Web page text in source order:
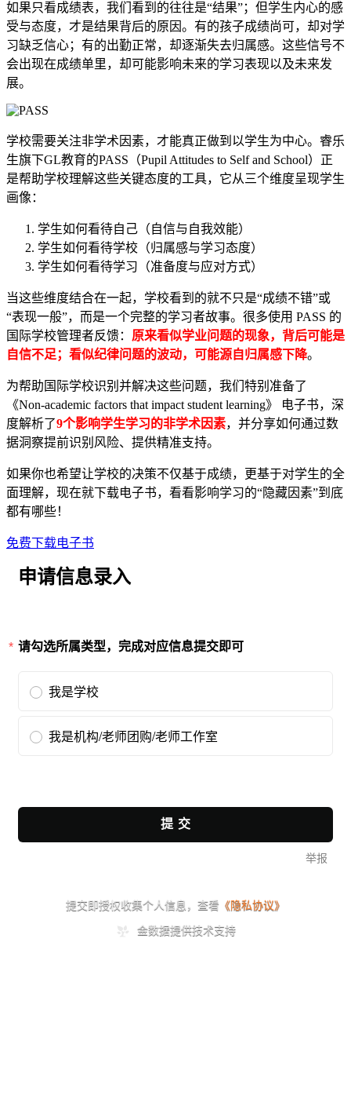
如果只看成绩表，我们看到的往往是“结果”；但学生内心的感
受与态度，才是结果背后的原因。有的孩子成绩尚可，却对学
习缺乏信心；有的出勤正常，却逐渐失去归属感。这些信号不
会出现在成绩单里，却可能影响未来的学习表现以及未来发
展。
学校需要关注非学术因素，才能真正做到以学生为中心。睿乐
生旗下GL教育的PASS（Pupil Attitudes to Self and School）正
是帮助学校理解这些关键态度的工具，它从三个维度呈现学生
画像：
学生如何看待自己（自信与自我效能）
学生如何看待学校（归属感与学习态度）
学生如何看待学习（准备度与应对方式）
当这些维度结合在一起，学校看到的就不只是“成绩不错”或
“表现一般”，而是一个完整的学习者故事。很多使用 PASS 的
国际学校管理者反馈： 原来看似学业问题的现象，背后可能是
自信不足；看似纪律问题的波动，可能源自归属感下降。
为帮助国际学校识别并解决这些问题，我们特别准备了
《Non-academic factors that impact student learning》 电子书，深
度解析了9个影响学生学习的非学术因素，并分享如何通过数
据洞察提前识别风险、提供精准支持。
如果你也希望让学校的决策不仅基于成绩，更基于对学生的全
面理解，现在就下载电子书，看看影响学习的“隐藏因素”到底
都有哪些！
免费下载电子书